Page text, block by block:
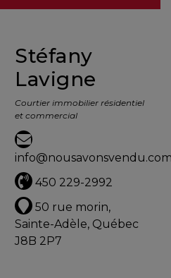
Stéfany
Lavigne
Courtier immobilier résidentiel
et commercial
450 229-2992
50 rue morin,
Sainte-Adèle, Québec
J8B 2P7